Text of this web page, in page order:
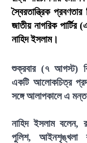
স্বৈরতান্ত্রিক
জাতীয় নাগরিক
নাহিদ ইসলাম।
শুক্রবার (৭ আগস্ট)
একটি আলোকচিত্র
সঙ্গে আলাপকালে এ
নাহিদ ইসলাম বলেন,
পুলিশ, আইনশৃঙ্খলা